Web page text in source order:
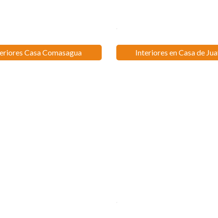
Casa Comasagua Interiores en Casa de